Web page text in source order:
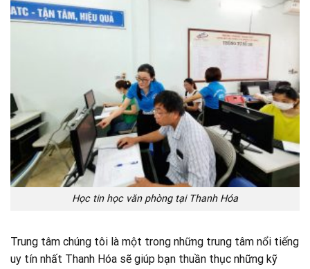
Học tin học văn phòng tại Thanh Hóa
Trung tâm chúng tôi là một trong những trung tâm nổi tiếng
uy tín nhất Thanh Hóa sẽ giúp bạn thuần thục những kỹ